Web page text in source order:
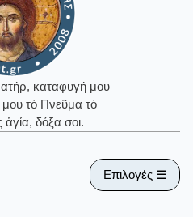
καταφυγή μου
μου τὸ Πνεῦμα τὸ
ἁγία, δόξα σοι.
Επιλογές ☰